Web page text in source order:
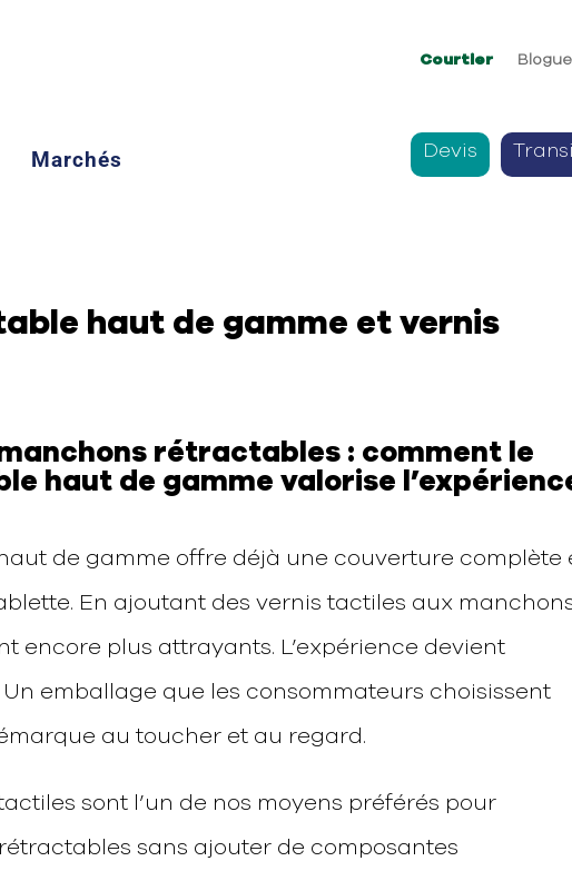
Courtier Blogue
Marchés
Devis
haut de gamme et vernis
rétractables : comment le
haut de gamme valorise
de gamme offre déjà une couverture complète
En ajoutant des vernis tactiles aux
encore plus attrayants. L’expérience devient
emballage que les consommateurs choisissent
au toucher et au regard.
sont l’un de nos moyens préférés pour
sans ajouter de composantes